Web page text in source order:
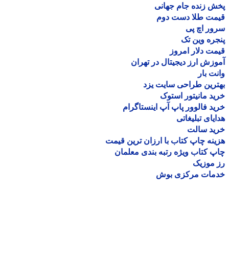
زنده جام جهانی
طلا دست دوم
اچ پی
وین تک
دلار امروز
ارز دیجیتال در تهران
بار
طراحی سایت یزد
مانیتور استوک
فالوور پاپ آپ اینستاگرام
تبلیغاتی
سالت
چاپ کتاب با ارزان ترین قیمت
کتاب ویژه رتبه بندی معلمان
موزیک
مرکزی بوش